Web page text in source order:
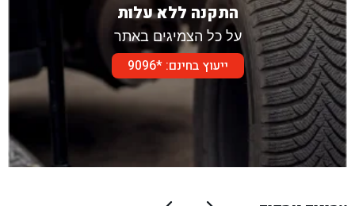
התקנה ללא עלות
על כל הצמיגים באתר
ייעוץ בחינם: *9096